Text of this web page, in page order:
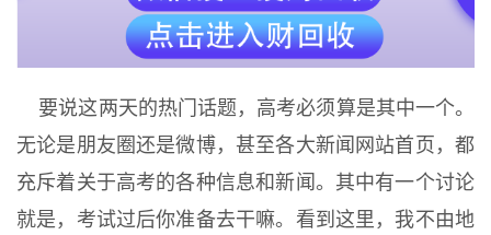
要说这两天的热门话题，高考必须算是其中一个。
无论是朋友圈还是微博，甚至各大新闻网站首页，都
充斥着关于高考的各种信息和新闻。其中有一个讨论
就是，考试过后你准备去干嘛。看到这里，我不由地